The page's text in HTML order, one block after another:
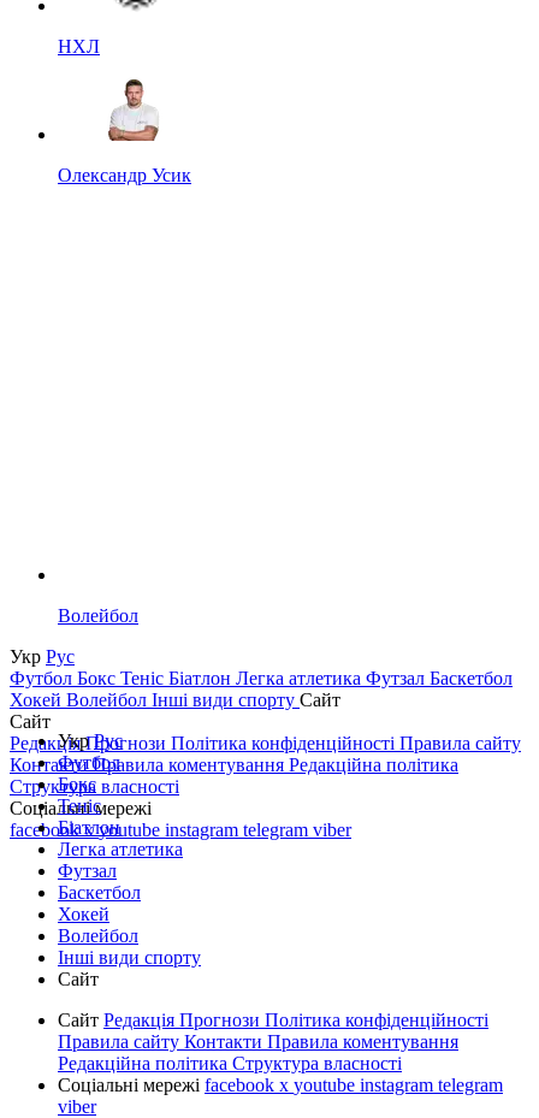
НХЛ
Олександр Усик
Волейбол
Укр Рус
Футбол Бокс Теніс Біатлон Легка атлетика Футзал Баскетбол
Хокей Волейбол Інші види спорту Сайт
Сайт
РедакціяПрогнози Політика конфіденційності Правила сайту
КонтактиПравила коментування Редакційна політика
Структура власності
Соціальні мережі
facebookxyoutube instagram telegram viber
УкрРус
Футбол
Бокс
Теніс
Біатлон
Легка атлетика
Футзал
Баскетбол
Хокей
Волейбол
Інші види спорту
Сайт
Сайт Редакція Прогнози Політика конфіденційності
Правила сайту Контакти Правила коментування
Редакційна політика Структура власності
Соціальні мережі facebook x youtube instagram telegram
viber